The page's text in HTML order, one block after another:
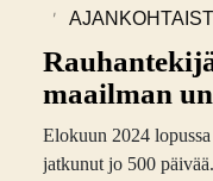
AJANKOHTAIST
maailman
Elokuun 2024
jatkunut jo 500